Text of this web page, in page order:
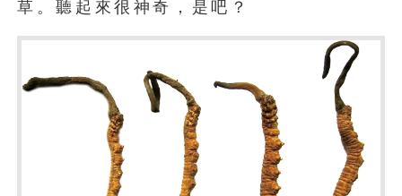
草。聽起來很神奇，是吧？